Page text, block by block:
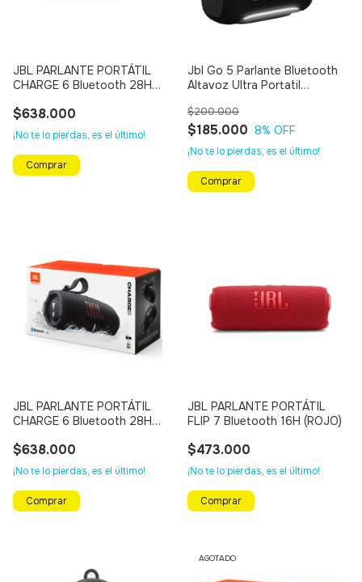
JBL PARLANTE PORTÁTIL
CHARGE 6 Bluetooth 28H
$638.000
¡No te lo pierdas, es el último!
Jbl Go 5 Parlante Bluetooth
Altavoz Ultra Portatil
Caídas
$185.000
$200.000
8% OFF
¡No te lo pierdas, es el último!
JBL PARLANTE PORTÁTIL
CHARGE 6 Bluetooth 28H
$638.000
¡No te lo pierdas, es el último!
JBL PARLANTE PORTÁTIL
FLIP 7 Bluetooth 16H (ROJO)
$473.000
¡No te lo pierdas, es el último!
AGOTADO